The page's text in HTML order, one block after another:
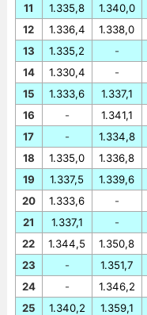
11
12
13
14
15
16
17
18
19
20
21
22
23
24
25
1.335,8
1.336,4
1.335,2
1.330,4
1.333,6
-
-
1.335,0
1.337,5
1.333,6
1.337,1
1.344,5
-
-
1.340,2
1.340,0
1.338,0
-
-
1.337,1
1.341,1
1.334,8
1.336,8
1.339,6
-
-
1.350,8
1.351,7
1.346,2
1.359,1